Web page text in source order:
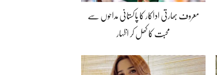
معروف بھارتی اداکار کا پاکستانی مداحوں سے
محبت کا کھل کر اظہار